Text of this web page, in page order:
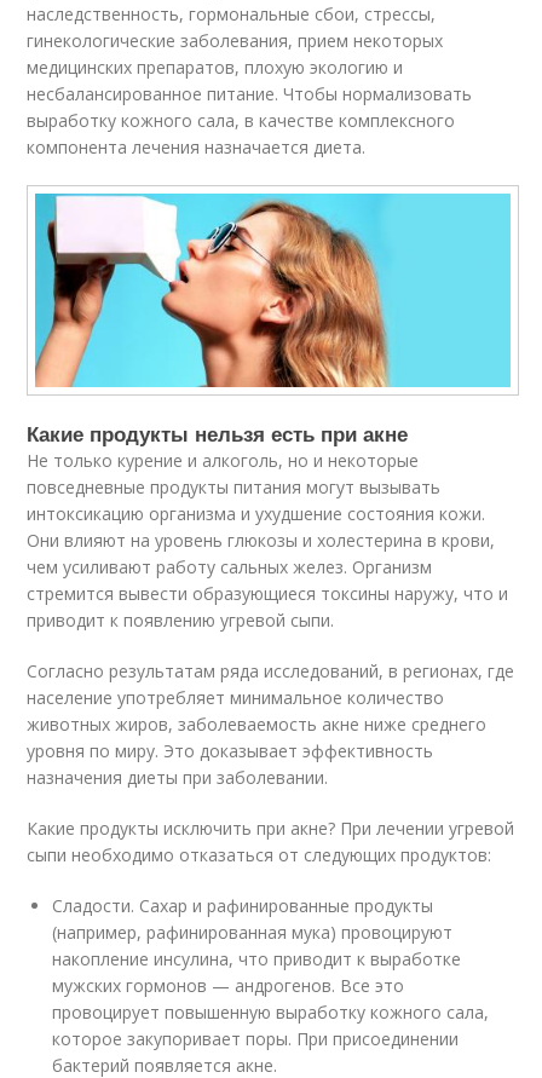
наследственность, гормональные сбои, стрессы,
гинекологические заболевания, прием некоторых
медицинских препаратов, плохую экологию и
несбалансированное питание. Чтобы нормализовать
выработку кожного сала, в качестве комплексного
компонента лечения назначается диета.
Какие продукты нельзя есть при акне
Не только курение и алкоголь, но и некоторые
повседневные продукты питания могут вызывать
интоксикацию организма и ухудшение состояния кожи.
Они влияют на уровень глюкозы и холестерина в крови,
чем усиливают работу сальных желез. Организм
стремится вывести образующиеся токсины наружу, что и
приводит к появлению угревой сыпи.
Согласно результатам ряда исследований, в регионах, где
население употребляет минимальное количество
животных жиров, заболеваемость акне ниже среднего
уровня по миру. Это доказывает эффективность
назначения диеты при заболевании.
Какие продукты исключить при акне? При лечении угревой
сыпи необходимо отказаться от следующих продуктов:
Сладости. Сахар и рафинированные продукты
(например, рафинированная мука) провоцируют
накопление инсулина, что приводит к выработке
мужских гормонов — андрогенов. Все это
провоцирует повышенную выработку кожного сала,
которое закупоривает поры. При присоединении
бактерий появляется акне.